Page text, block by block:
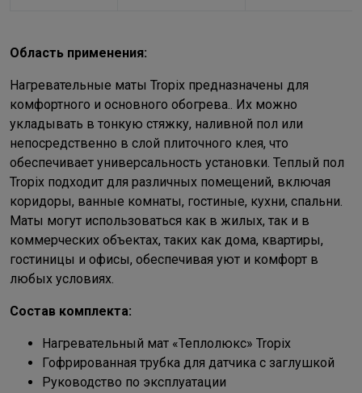
Область применения:
Нагревательные маты Tropix предназначены для
комфортного и основного обогрева.. Их можно
укладывать в тонкую стяжку, наливной пол или
непосредственно в слой плиточного клея, что
обеспечивает универсальность установки. Теплый пол
Tropix подходит для различных помещений, включая
коридоры, ванные комнаты, гостиные, кухни, спальни.
Маты могут использоваться как в жилых, так и в
коммерческих объектах, таких как дома, квартиры,
гостиницы и офисы, обеспечивая уют и комфорт в
любых условиях.
Состав комплекта:
Нагревательный мат «Теплолюкс» Tropix
Гофрированная трубка для датчика с заглушкой
Руководство по эксплуатации